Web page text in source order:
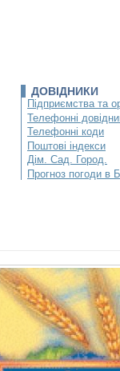
ДОВІДНИКИ
Підприємства та
Телефонні
Телефонні коди
Поштові індекси
Дім. Сад. Город.
Прогноз погоди в